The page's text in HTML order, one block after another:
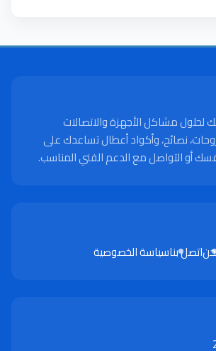
لحلول مشاكل الأجهزة والاتصالات
نصائح، وأكواد أعطال تساعدك على
أو التواصل مع الدعم الفني المناسب.
اتصل بناسياسة الخصوصية